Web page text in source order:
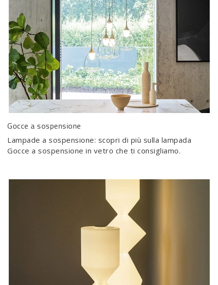
Gocce a sospensione
Lampade a sospensione: scopri di più sulla lampada
Gocce a sospensione in vetro che ti consigliamo.